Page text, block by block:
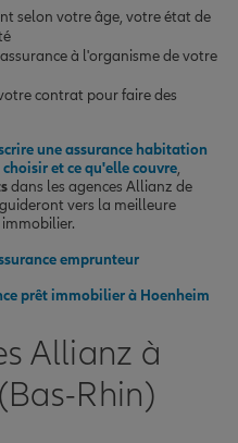
selon votre âge, votre état de
à l'organisme de votre
contrat pour faire des
une assurance habitation
et ce qu'elle couvre,
dans les agences Allianz de
vers la meilleure
emprunteur
prêt immobilier à Hoenheim
Allianz à
Rhin)